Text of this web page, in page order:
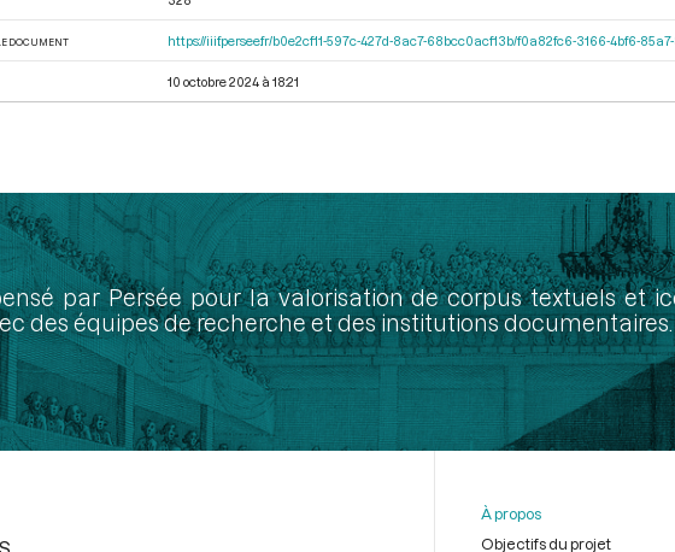
DOCUMENT https://iiif.persee.fr/b0e2cf11-597c-427d-8ac7-68bcc0acf13b/f0a82fc6-3166-4bf6-
10 octobre 2024 à 18:21
par Persée pour la valorisation de corpus textuels et
des équipes de recherche et des institutions documentaires.
À propos
Objectifs du projet